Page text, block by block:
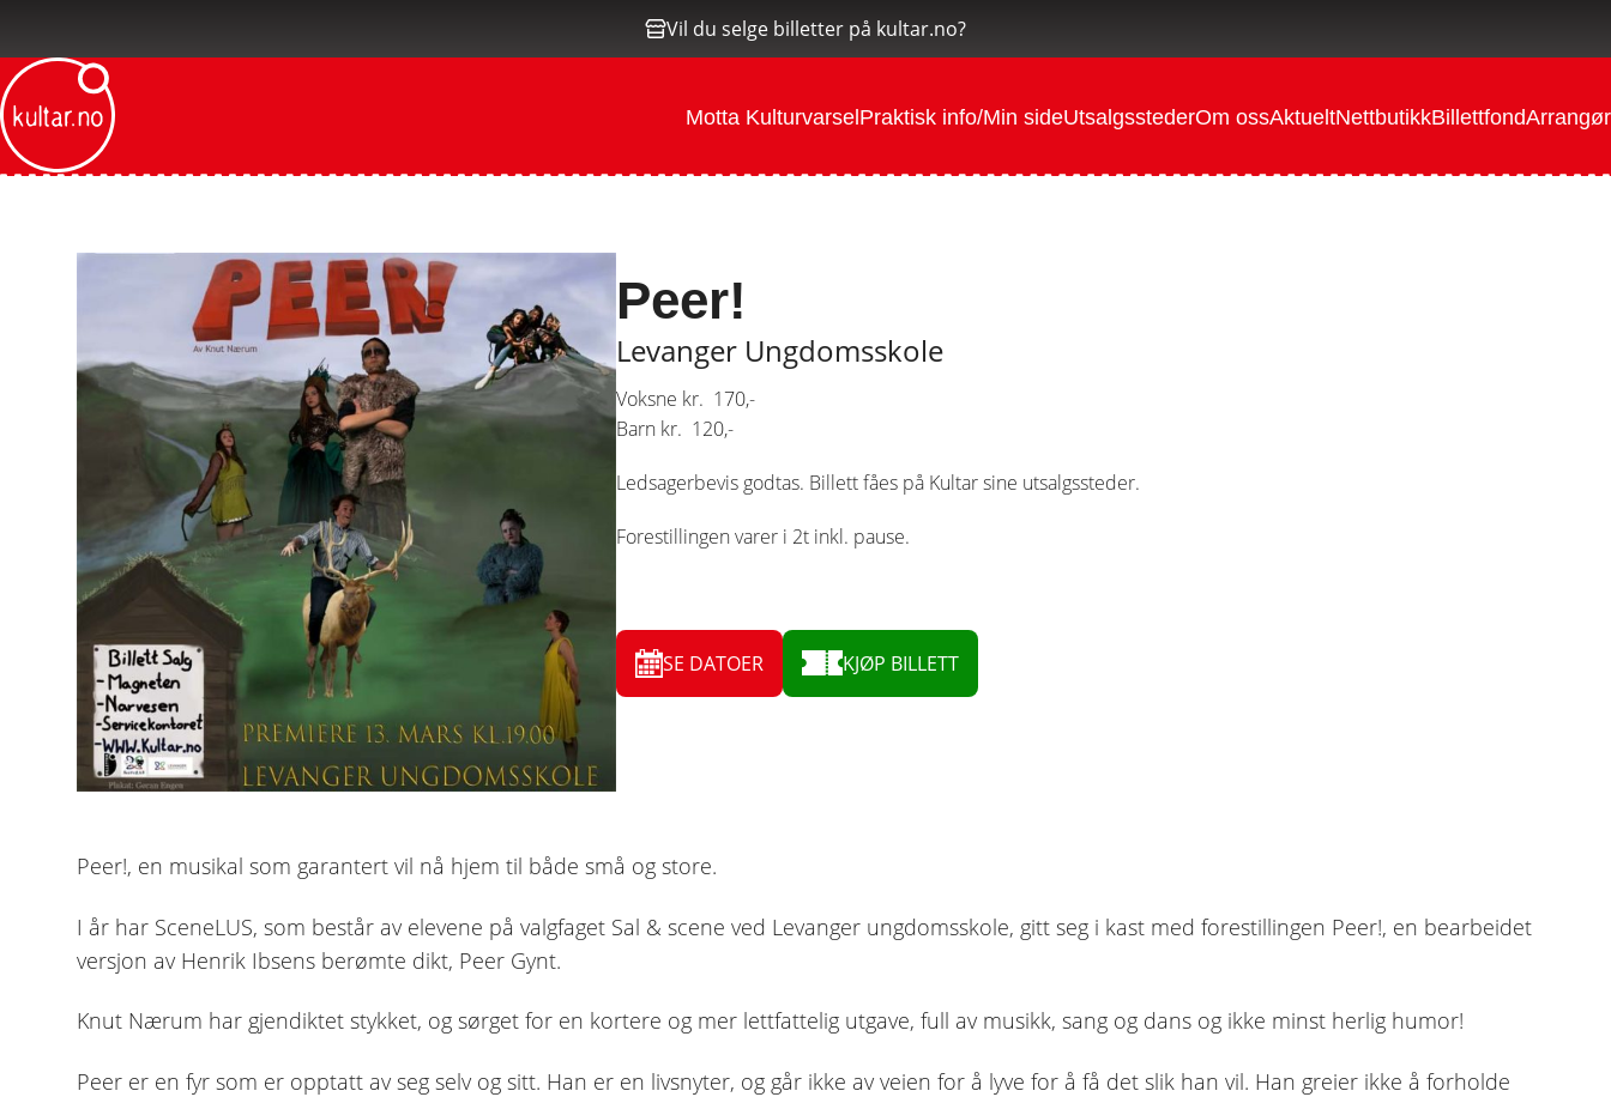
Vil du selge billetter på kultar.no?
Motta KulturvarselPraktisk info/Min sideUtsalgsstederOm ossAktueltNettbutikkBillettfondArrangør
Peer!
Levanger Ungdomsskole
Voksne kr. 170,-
Barn kr. 120,-
Ledsagerbevis godtas. Billett fåes på Kultar sine utsalgssteder.
Forestillingen varer i 2t inkl. pause.
SE DATOER KJØP BILLETT
Peer!, en musikal som garantert vil nå hjem til både små og store.
I år har SceneLUS, som består av elevene på valgfaget Sal & scene ved Levanger ungdomsskole, gitt seg i kast med forestillingen Peer!, en bearbeidet
versjon av Henrik Ibsens berømte dikt, Peer Gynt.
Knut Nærum har gjendiktet stykket, og sørget for en kortere og mer lettfattelig utgave, full av musikk, sang og dans og ikke minst herlig humor!
Peer er en fyr som er opptatt av seg selv og sitt. Han er en livsnyter, og går ikke av veien for å lyve for å få det slik han vil. Han greier ikke å forholde